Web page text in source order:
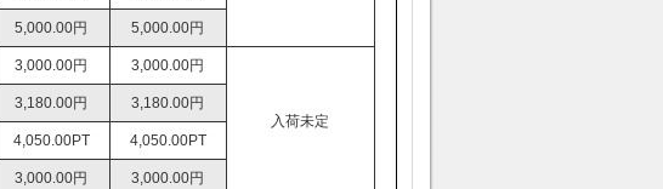
5,000.00円 5,000.00円
3,000.00円 3,000.00円
入荷未定
3,180.00円 3,180.00円
4,050.00PT 4,050.00PT
3,000.00円 3,000.00円